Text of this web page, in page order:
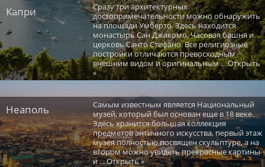
Капри
Сразу три архитектурных
достопримечательности можно обнаружить
на площади Умберто. Здесь находится
монастырь Сан Джакомо, Часовая башня и
церковь Санто Стефано. Все религиозные
постройки отличаются превосходным
внешним видом и оригинальным ... Открыть
»
Неаполь
Самым известным является Национальный
музей, который был основан еще в 18 веке.
Здесь хранится большая коллекция
предметов античного искусства, первый этаж
музея полностью посвящен скульптуре, а на
втором можно увидеть прекрасные картины
и ... Открыть »